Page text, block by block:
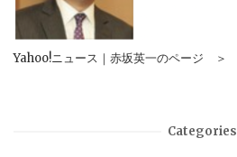
Yahoo!ニュース｜赤坂英一のページ ＞
Categories